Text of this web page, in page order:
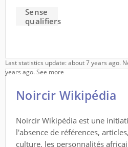
Sense
qualifiers
Last statistics update: about 7 years ago.
years ago.See more
Noircir Wikipédia
Noircir Wikipédia est une
l'absence de références,
culture, les personnalités